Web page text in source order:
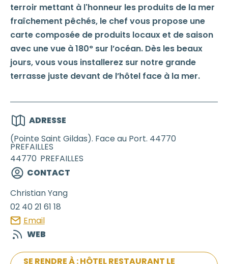
terroir mettant à l'honneur les produits de la mer
fraîchement pêchés, le chef vous propose une
carte composée de produits locaux et de saison
avec une vue à 180° sur l’océan. Dès les beaux
jours, vous vous installerez sur notre grande
terrasse juste devant de l’hôtel face à la mer.
ADRESSE
(Pointe Saint Gildas). Face au Port. 44770
PREFAILLES
44770 PREFAILLES
CONTACT
ChristianYang
02 40 21 61 18
Email
WEB
SE RENDRE À : HÔTEL RESTAURANT LE